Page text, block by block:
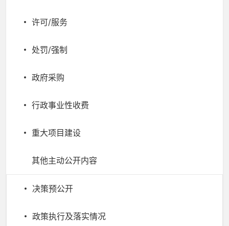
许可/服务
处罚/强制
政府采购
行政事业性收费
重大项目建设
其他主动公开内容
决策预公开
政策执行及落实情况